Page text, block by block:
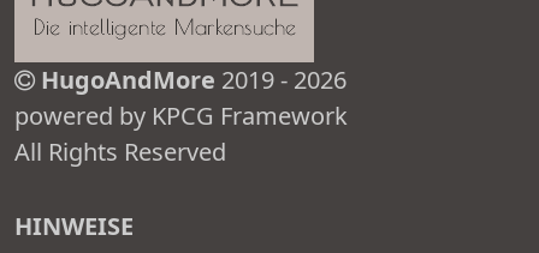
HugoAndMore 2019 - 2026
powered by KPCG Framework
All Rights Reserved
HINWEISE